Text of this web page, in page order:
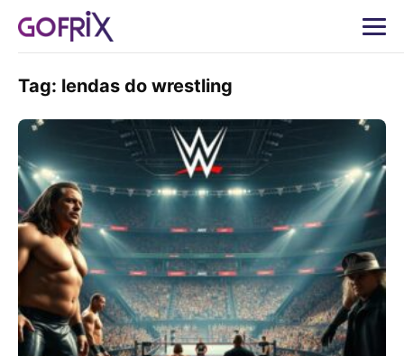
Tag: lendas do wrestling